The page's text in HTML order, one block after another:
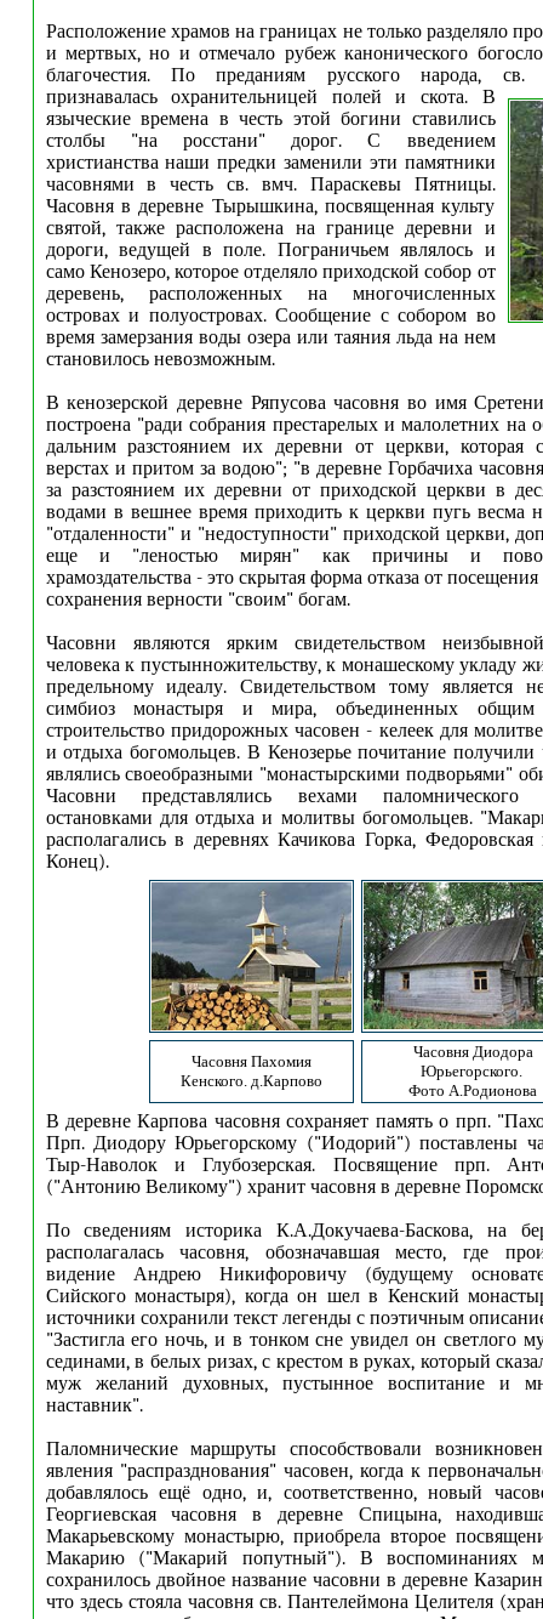
Расположение храмов на границах не только разделяло
и мертвых, но и отмечало рубеж канонического
благочестия. По преданиям русского народа, св.
признавалась охранительницей полей и скота. В
языческие времена в честь этой богини ставились
столбы "на росстани" дорог. С введением
христианства наши предки заменили эти памятники
часовнями в честь св. вмч. Параскевы Пятницы.
Часовня в деревне Тырышкина, посвященная культу
святой, также расположена на границе деревни и
дороги, ведущей в поле. Пограничьем являлось и
само Кенозеро, которое отделяло приходской собор от
деревень, расположенных на многочисленных
островах и полуостровах. Сообщение с собором во
время замерзания воды озера или таяния льда на нем
становилось невозможным.
В кенозерской деревне Ряпусова часовня во имя
построена "ради собрания престарелых и малолетних на
дальним разстоянием их деревни от церкви, которая
верстах и притом за водою"; "в деревне Горбачиха
за разстоянием их деревни от приходской церкви в
водами в вешнее время приходить к церкви пугь весма
"отдаленности" и "недоступности" приходской церкви,
еще и "леностью мирян" как причины и
храмоздательства - это скрытая форма отказа от
сохранения верности "своим" богам.
Часовни являются ярким свидетельством
человека к пустынножительству, к монашескому укладу
предельному идеалу. Свидетельством тому является
симбиоз монастыря и мира, объединенных
строительство придорожных часовен - келеек для
и отдыха богомольцев. В Кенозерье почитание получили
являлись своеобразными "монастырскими подворьями"
Часовни представлялись вехами
остановками для отдыха и молитвы богомольцев.
располагались в деревнях Качикова Горка,
Конец).
Часовня Пахомия
Кенского. д.Карпово
Часовня Диодора
Юрьегорского.
Фото А.Родионова
В деревне Карпова часовня сохраняет память о прп.
Прп. Диодору Юрьегорскому ("Иодорий") поставлены
Тыр-Наволок и Глубозерская. Посвящение прп.
("Антонию Великому") хранит часовня в деревне
По сведениям историка К.А.Докучаева-Баскова, на
располагалась часовня, обозначавшая место, где
видение Андрею Никифоровичу (будущему
Сийского монастыря), когда он шел в Кенский
источники сохранили текст легенды с поэтичным
"Застигла его ночь, и в тонком сне увидел он светлого
сединами, в белых ризах, с крестом в руках, который
муж желаний духовных, пустынное воспитание и
наставник".
Паломнические маршруты способствовали
явления "распразднования" часовен, когда к
добавлялось ещё одно, и, соответственно, новый
Георгиевская часовня в деревне Спицына,
Макарьевскому монастырю, приобрела второе
Макарию ("Макарий попутный"). В воспоминаниях
сохранилось двойное название часовни в деревне
что здесь стояла часовня св. Пантелеймона Целителя